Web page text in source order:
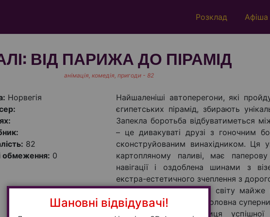
Розклад Афіша
ВІД ПАРИЖА ДО ПІРАМІД
анімація, комедія, пригоди - 82
Норвегія
82
обмеження: 0
Найшаленіші автоперегони, які
єгипетських пірамід, збирають
Запекла боротьба відбуватиметься
– це дивакуваті друзі з гоночним
сконструйованим винахідником. Ця
картопляному паливі, має
навігації і оздоблена шинами з
екстра-естетичного зчеплення з
самовпевнений чемпіон світу
податки і штрафи. Їхня головна
мільярдерка - власниця
Шановні відвідувачі!